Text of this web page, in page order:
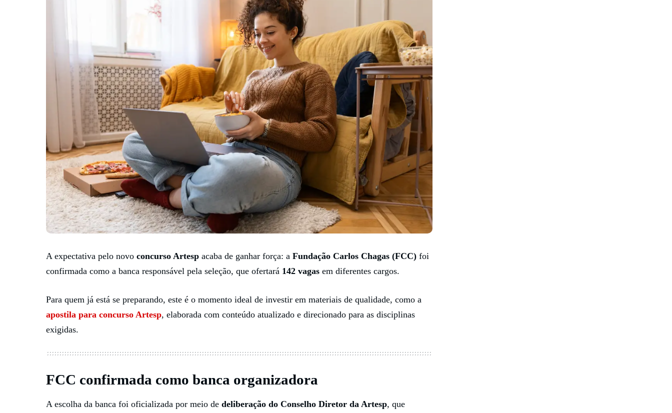
A expectativa pelo novo concurso Artesp acaba de ganhar força: a Fundação Carlos Chagas (FCC) foi
confirmada como a banca responsável pela seleção, que ofertará 142 vagas em diferentes cargos.
Para quem já está se preparando, este é o momento ideal de investir em materiais de qualidade, como a
apostila para concurso Artesp, elaborada com conteúdo atualizado e direcionado para as disciplinas
exigidas.
FCC confirmada como banca organizadora
A escolha da banca foi oficializada por meio de deliberação do Conselho Diretor da Artesp, que